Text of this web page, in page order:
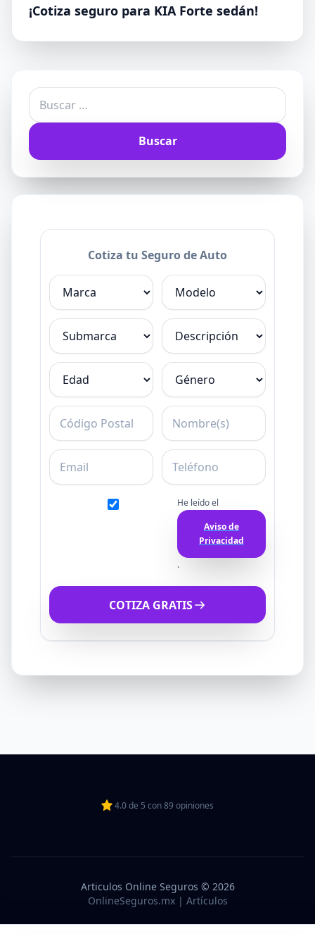
¡Cotiza seguro para KIA Forte sedán!
Buscar:
Cotiza tu Seguro de Auto
Marca
Modelo
Submarca Descripción
Edad Género
C.P. Nombre
Email Teléfono
He leído el
Aviso de
Privacidad
.
COTIZA GRATIS
4.0de 5 con89 opiniones
Articulos Online Seguros © 2026
OnlineSeguros.mx | Artículos